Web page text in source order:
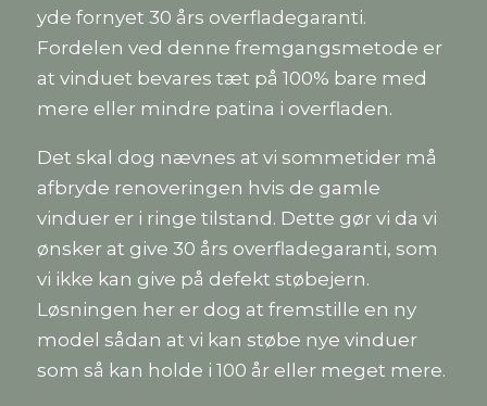
yde fornyet 30 års overfladegaranti.
Fordelen ved denne fremgangsmetode er
at vinduet bevares tæt på 100% bare med
mere eller mindre patina i overfladen.
Det skal dog nævnes at vi sommetider må
afbryde renoveringen hvis de gamle
vinduer er i ringe tilstand. Dette gør vi da vi
ønsker at give 30 års overfladegaranti, som
vi ikke kan give på defekt støbejern.
Løsningen her er dog at fremstille en ny
model sådan at vi kan støbe nye vinduer
som så kan holde i 100 år eller meget mere.